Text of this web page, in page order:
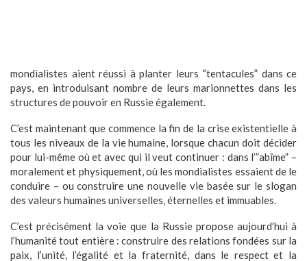
mondialistes aient réussi à planter leurs “tentacules” dans ce
pays, en introduisant nombre de leurs marionnettes dans les
structures de pouvoir en Russie également.
C’est maintenant que commence la fin de la crise existentielle à
tous les niveaux de la vie humaine, lorsque chacun doit décider
pour lui-même où et avec qui il veut continuer : dans l’”abîme” –
moralement et physiquement, où les mondialistes essaient de le
conduire – ou construire une nouvelle vie basée sur le slogan
des valeurs humaines universelles, éternelles et immuables.
C’est précisément la voie que la Russie propose aujourd’hui à
l’humanité tout entière : construire des relations fondées sur la
paix, l’unité, l’égalité et la fraternité, dans le respect et la